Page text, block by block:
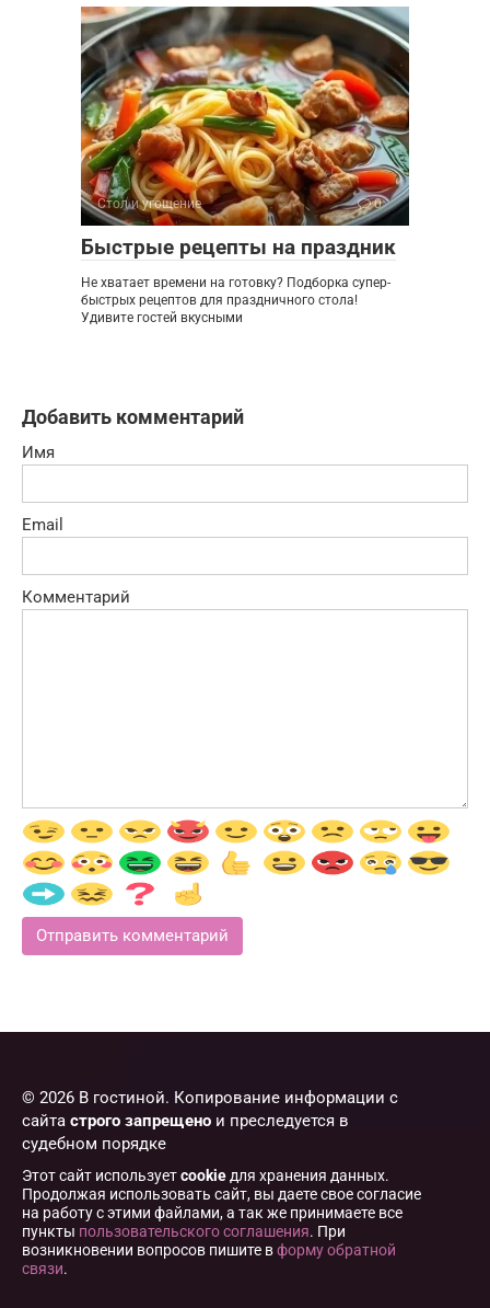
Стол и угощение 0
Быстрые рецепты на праздник
Не хватает времени на готовку? Подборка супер-
быстрых рецептов для праздничного стола!
Удивите гостей вкусными
Добавить комментарий
Имя
Email
Комментарий
© 2026 В гостиной. Копирование информации с
сайта строго запрещено и преследуется в
судебном порядке
Этот сайт используетcookieдля хранения данных.
Продолжая использовать сайт, вы даете свое согласие
на работу с этими файлами, а так же принимаете все
пункты пользовательского соглашения. При
возникновении вопросов пишите вформу обратной
связи.